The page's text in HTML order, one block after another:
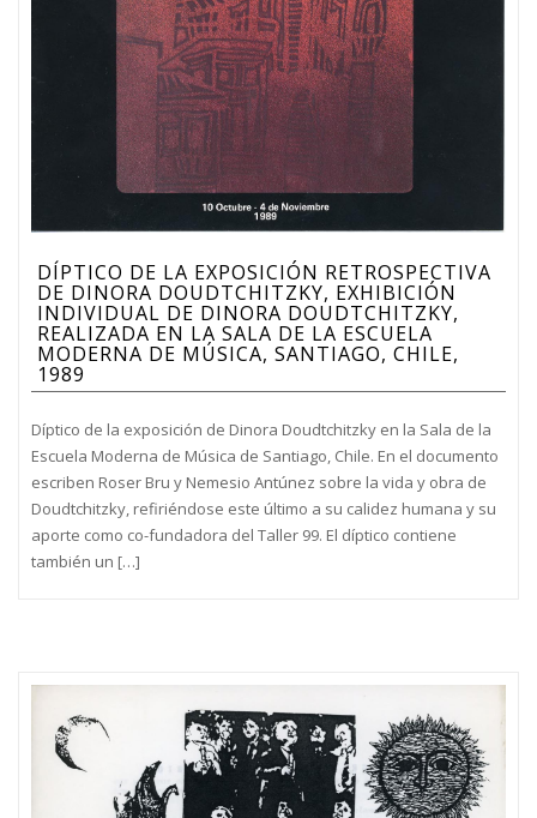
DÍPTICO DE LA EXPOSICIÓN RETROSPECTIVA
DE DINORA DOUDTCHITZKY, EXHIBICIÓN
INDIVIDUAL DE DINORA DOUDTCHITZKY,
REALIZADA EN LA SALA DE LA ESCUELA
MODERNA DE MÚSICA, SANTIAGO, CHILE,
1989
Díptico de la exposición de Dinora Doudtchitzky en la Sala de la
Escuela Moderna de Música de Santiago, Chile. En el documento
escriben Roser Bru y Nemesio Antúnez sobre la vida y obra de
Doudtchitzky, refiriéndose este último a su calidez humana y su
aporte como co-fundadora del Taller 99. El díptico contiene
también un […]